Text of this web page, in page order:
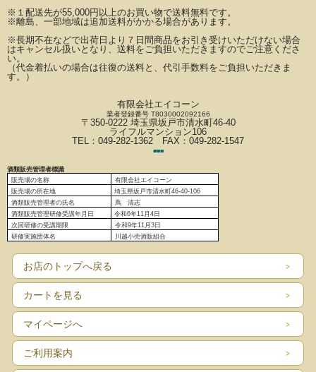
※ １配送先が55,000円以上のお買い物で送料無料です。
※離島、一部地域は追加送料がかかる場合があります。
※長期不在などで出荷日より７日間商品をお引き受けいただけない場合
はキャンセル扱いとなり、 送料をご負担いただきますのでご注意くださ
い。
（代金着払いの場合は往復の送料と、代引手数料をご負担いただきま
す。）
有限会社エイコーン
業者登録番号 T8030002092166
〒350-0222 埼玉県坂戸市清水町46-40
ライフルマンション106
TEL：049-282-1362 FAX：049-282-1547
■■■
酒類販売管理者標識
販売場の名称
有限会社エイコーン
販売場の所在地
埼玉県坂戸市清水町46-40-106
酒類販売管理者の氏名
蔦 清志
酒類販売管理研修受講年月日
令和6年11月4日
次回研修の受講期限
令和9年11月3日
研修実施団体名
川越小売酒販組合
お店のトップへ戻る
カートを見る
マイページへ
ご利用案内